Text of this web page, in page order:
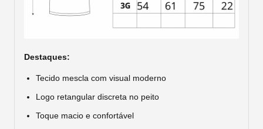
Destaques:
Tecido mescla com visual moderno
Logo retangular discreta no peito
Toque macio e confortável